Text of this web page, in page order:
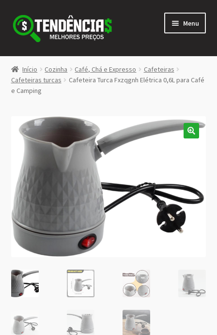
Pular
para
navegação
Pular
para
conteúdo
Menu
LOJA
<>
Início Cozinha Café, Chá e Expresso
Cafeteiras
Cafeteiras turcas
Cafeteira Turca Fxzqgnh Elétrica 0,6L para Café
e Camping